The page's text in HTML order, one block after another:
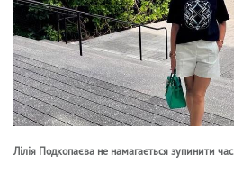
Лілія Подкопаєва не намагається зупинити час